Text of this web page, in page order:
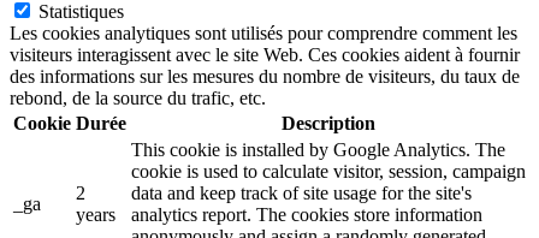
Statistiques
Les cookies analytiques sont utilisés pour comprendre comment les
visiteurs interagissent avec le site Web. Ces cookies aident à fournir
des informations sur les mesures du nombre de visiteurs, du taux de
rebond, de la source du trafic, etc.
Cookie Durée Description
_ga
2
years
This cookie is installed by Google Analytics. The
cookie is used to calculate visitor, session, campaign
data and keep track of site usage for the site's
analytics report. The cookies store information